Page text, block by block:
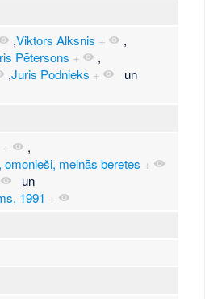
,Viktors Alksnis +
,
Pētersons +
,
,Juris Podnieks +
un
+
,
melnās beretes +
un
1991 +